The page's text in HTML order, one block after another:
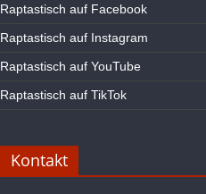
Raptastisch auf Facebook
Raptastisch auf Instagram
Raptastisch auf YouTube
Raptastisch auf TikTok
Kontakt